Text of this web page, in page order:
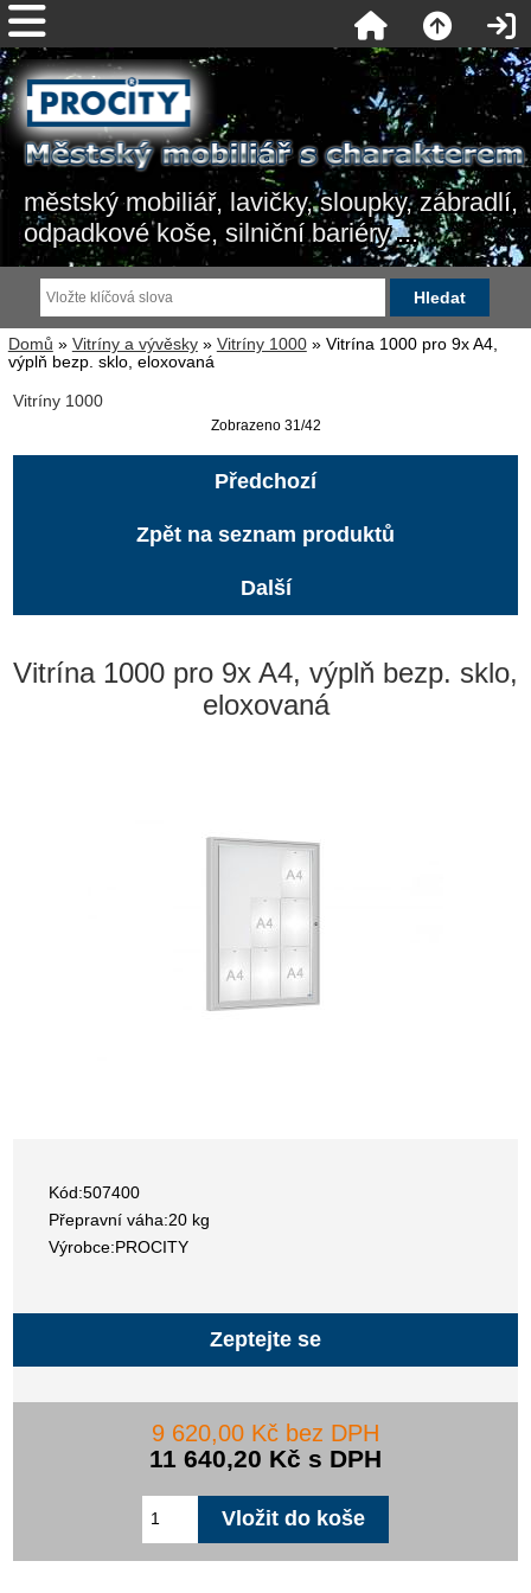
městský mobiliář, lavičky, sloupky, zábradlí,
odpadkové koše, silniční bariéry ...
Domů » Vitríny a vývěsky» Vitríny 1000» Vitrína 1000 pro 9x A4,
výplň bezp. sklo, eloxovaná
Vitríny 1000
Zobrazeno 31/42
Předchozí
Zpět na seznam produktů
Další
Vitrína 1000 pro 9x A4, výplň bezp. sklo,
eloxovaná
Kód:507400
Přepravní váha:20 kg
Výrobce:PROCITY
Zeptejte se
9 620,00 Kč bez DPH
11 640,20 Kč s DPH